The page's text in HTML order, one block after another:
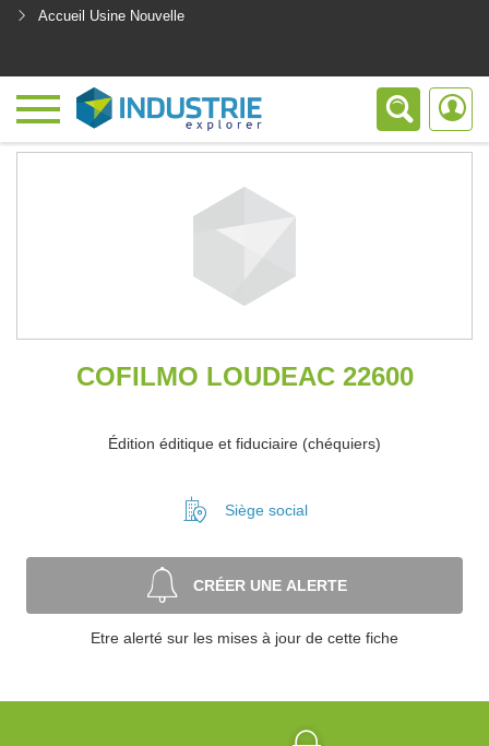
Accueil Usine Nouvelle
COFILMO LOUDEAC 22600
Édition éditique et fiduciaire (chéquiers)
Siège social
CRÉER UNE ALERTE
Etre alerté sur les mises à jour de cette fiche